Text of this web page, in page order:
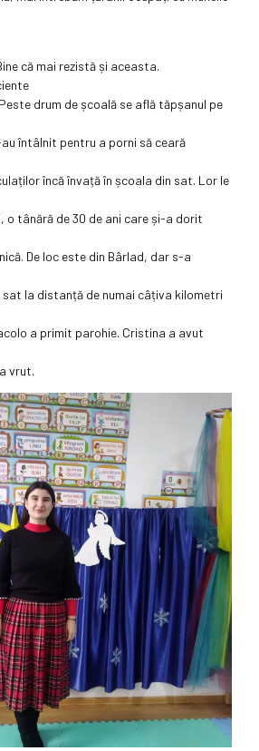
că mai rezistă și aceasta.
drum de școală se află tăpșanul pe
întâlnit pentru a porni să ceară
încă învață în școala din sat. Lor le
o tânără de 30 de ani care și-a dorit
De loc este din Bârlad, dar s-a
la distanță de numai câțiva kilometri
a primit parohie. Cristina a avut
vrut.